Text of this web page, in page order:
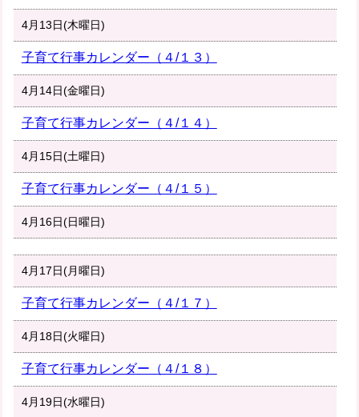
4月13日(木曜日)
子育て行事カレンダー（４/１３）
4月14日(金曜日)
子育て行事カレンダー（４/１４）
4月15日(土曜日)
子育て行事カレンダー（４/１５）
4月16日(日曜日)
4月17日(月曜日)
子育て行事カレンダー（４/１７）
4月18日(火曜日)
子育て行事カレンダー（４/１８）
4月19日(水曜日)